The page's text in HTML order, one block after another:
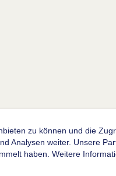
zu können und die
Analysen weiter. Unsere
haben. Weitere